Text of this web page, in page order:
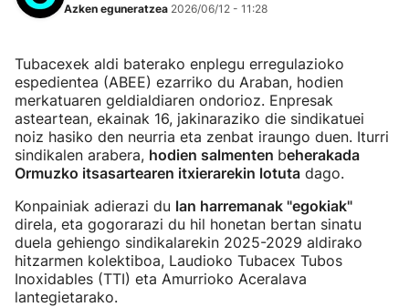
Azken eguneratzea 2026/06/12 - 11:28
Tubacexek aldi baterako enplegu erregulazioko
espedientea (ABEE) ezarriko du Araban, hodien
merkatuaren geldialdiaren ondorioz. Enpresak
asteartean, ekainak 16, jakinaraziko die sindikatuei
noiz hasiko den neurria eta zenbat iraungo duen. Iturri
sindikalen arabera, hodien salmenten beherakada
Ormuzko itsasartearen itxierarekin lotuta dago.
Konpainiak adierazi du lan harremanak "egokiak"
direla, eta gogorarazi du hil honetan bertan sinatu
duela gehiengo sindikalarekin 2025-2029 aldirako
hitzarmen kolektiboa, Laudioko Tubacex Tubos
Inoxidables (TTI) eta Amurrioko Aceralava
lantegietarako.